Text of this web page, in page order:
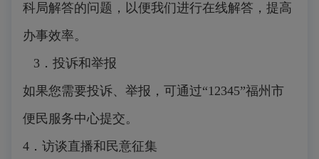
科局解答的问题，以便我们进行在线解答，提高
办事效率。
3．投诉和举报
如果您需要投诉、举报，可通过“12345”福州市
便民服务中心提交。
4．访谈直播和民意征集